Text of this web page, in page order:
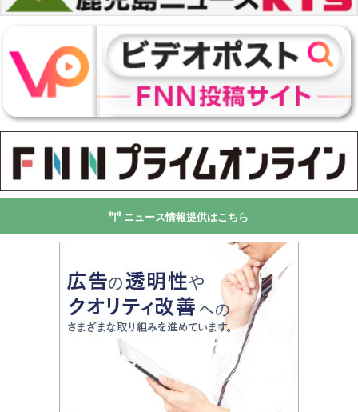
ニュース情報提供はこちら